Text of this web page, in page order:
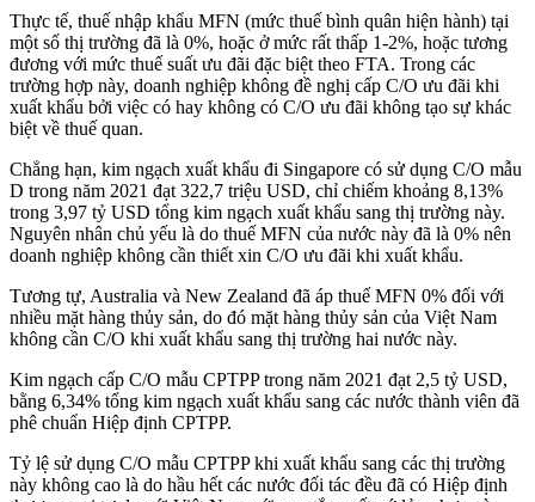
Thực tế, thuế nhập khẩu MFN (mức thuế bình quân hiện hành) tại
một số thị trường đã là 0%, hoặc ở mức rất thấp 1-2%, hoặc tương
đương với mức thuế suất ưu đãi đặc biệt theo FTA. Trong các
trường hợp này, doanh nghiệp không đề nghị cấp C/O ưu đãi khi
xuất khẩu bởi việc có hay không có C/O ưu đãi không tạo sự khác
biệt về thuế quan.
Chẳng hạn, kim ngạch xuất khẩu đi Singapore có sử dụng C/O mẫu
D trong năm 2021 đạt 322,7 triệu USD, chỉ chiếm khoảng 8,13%
trong 3,97 tỷ USD tổng kim ngạch xuất khẩu sang thị trường này.
Nguyên nhân chủ yếu là do thuế MFN của nước này đã là 0% nên
doanh nghiệp không cần thiết xin C/O ưu đãi khi xuất khẩu.
Tương tự, Australia và New Zealand đã áp thuế MFN 0% đối với
nhiều mặt hàng thủy sản, do đó mặt hàng thủy sản của Việt Nam
không cần C/O khi xuất khẩu sang thị trường hai nước này.
Kim ngạch cấp C/O mẫu CPTPP trong năm 2021 đạt 2,5 tỷ USD,
bằng 6,34% tổng kim ngạch xuất khẩu sang các nước thành viên đã
phê chuẩn Hiệp định CPTPP.
Tỷ lệ sử dụng C/O mẫu CPTPP khi xuất khẩu sang các thị trường
này không cao là do hầu hết các nước đối tác đều đã có Hiệp định